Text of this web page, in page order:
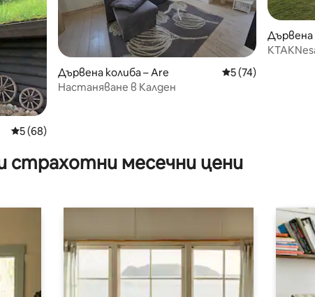
Средна оценка: 5 от 5, 68 отзива
5 (68)
за
Дървена колиба – Are Средна оценка: 5
5 (74)
Настаняване в Калден
Дървена
месечни цени